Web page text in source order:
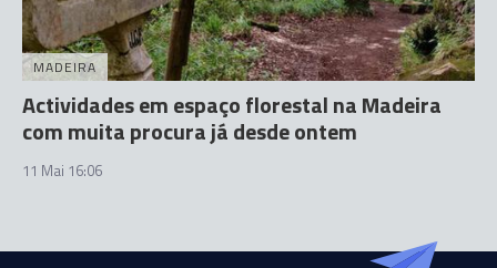
MADEIRA
Actividades em espaço florestal na Madeira
com muita procura já desde ontem
11 Mai 16:06